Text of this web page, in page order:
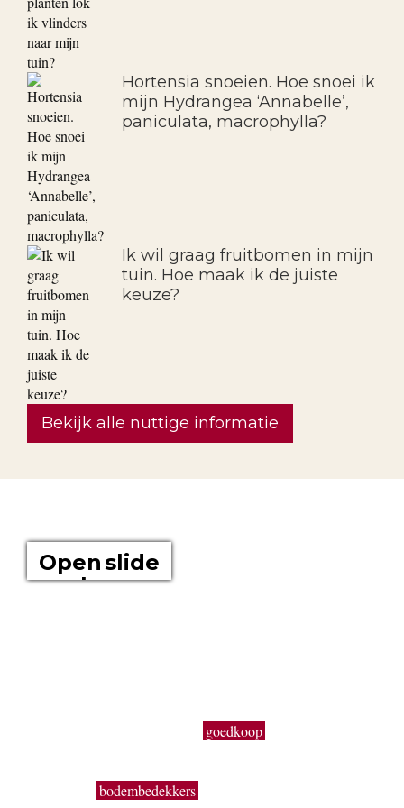
Hortensia snoeien. Hoe snoei ik
mijn Hydrangea ‘Annabelle’,
paniculata, macrophylla?
Ik wil graag fruitbomen in mijn
tuin. Hoe maak ik de juiste
keuze?
Bekijk alle nuttige informatie
Open slide
show
goedkoop
bodembedekkers